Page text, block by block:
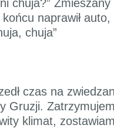
chuja?”
naprawił auto,
chuja”
czas na
Gruzji.
klimat,